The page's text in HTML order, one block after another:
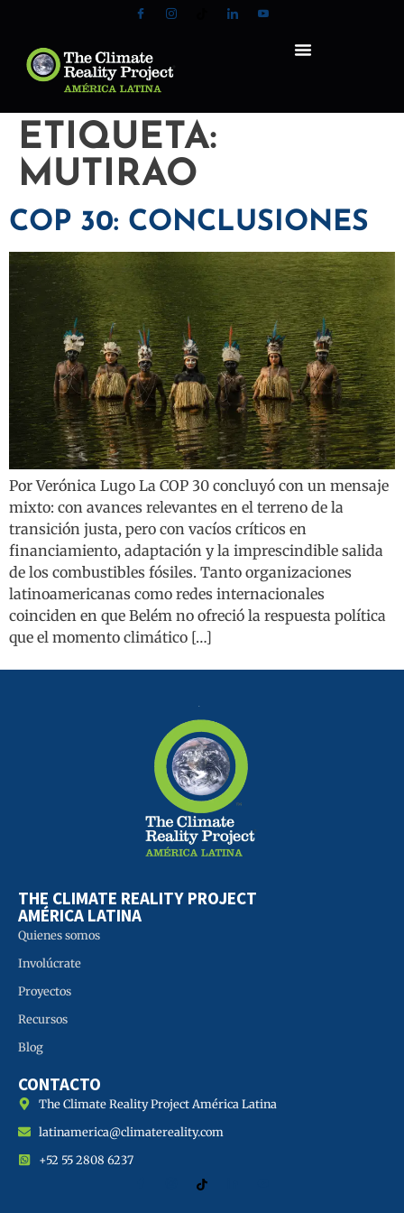
ETIQUETA:
MUTIRAO
COP 30: CONCLUSIONES
Por Verónica Lugo La COP 30 concluyó con un mensaje
mixto: con avances relevantes en el terreno de la
transición justa, pero con vacíos críticos en
financiamiento, adaptación y la imprescindible salida
de los combustibles fósiles. Tanto organizaciones
latinoamericanas como redes internacionales
coinciden en que Belém no ofreció la respuesta política
que el momento climático […]
THE CLIMATE REALITY PROJECT
AMÉRICA LATINA
Quienes somos
Involúcrate
Proyectos
Recursos
Blog
CONTACTO
The Climate Reality Project América Latina
latinamerica@climatereality.com
+52 55 2808 6237